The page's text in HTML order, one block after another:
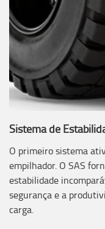
Sistema de
O primeiro sistema
empilhador. O SAS
estabilidade
segurança e a
carga.